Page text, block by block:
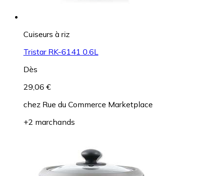
Cuiseurs à riz
Tristar RK-6141 0.6L
Dès
29,06 €
chez Rue du Commerce Marketplace
+2 marchands